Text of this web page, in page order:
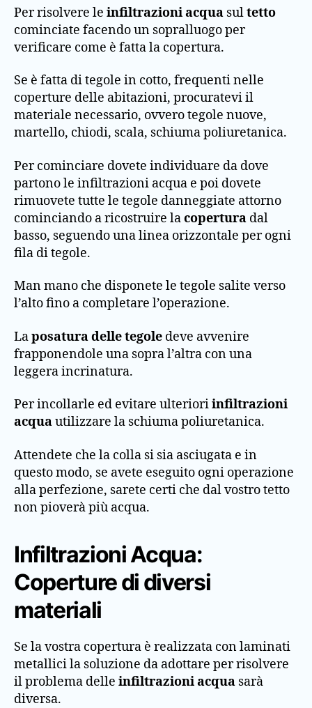
Per risolvere le infiltrazioni acqua sultetto
cominciate facendo un sopralluogo per
verificare come è fatta la copertura.
Se è fatta di tegole in cotto, frequenti nelle
coperture delle abitazioni, procuratevi il
materiale necessario, ovvero tegole nuove,
martello, chiodi, scala, schiuma poliuretanica.
Per cominciare dovete individuare da dove
partono le infiltrazioni acqua e poi dovete
rimuovete tutte le tegole danneggiate attorno
cominciando a ricostruire lacopertura dal
basso, seguendo una linea orizzontale per ogni
fila di tegole.
Man mano che disponete le tegole salite verso
l’alto fino a completare l’operazione.
Laposatura delle tegole deve avvenire
frapponendole una sopra l’altra con una
leggera incrinatura.
Per incollarle ed evitare ulterioriinfiltrazioni
acquautilizzare la schiuma poliuretanica.
Attendete che la colla si sia asciugata e in
questo modo, se avete eseguito ogni operazione
alla perfezione, sarete certi che dal vostro tetto
non pioverà più acqua.
Infiltrazioni Acqua:
Coperture di diversi
materiali
Se la vostra copertura è realizzata con laminati
metallici la soluzione da adottare per risolvere
il problema delle infiltrazioni acqua sarà
diversa.